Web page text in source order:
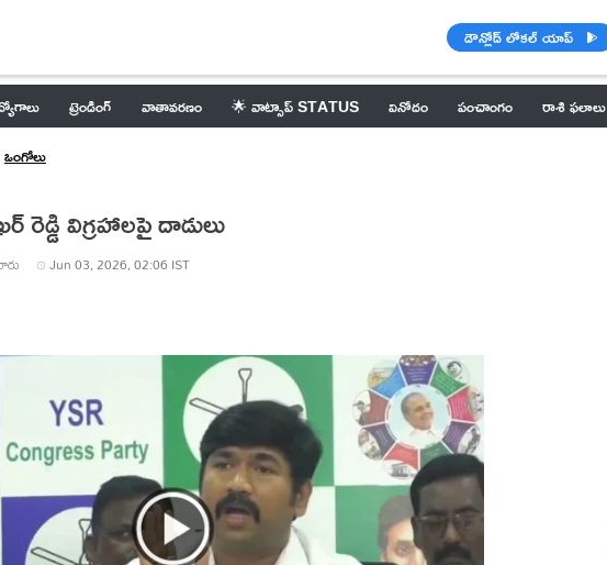
డౌన్లోడ్ లోకల్ యాప్
ట్రెండింగ్ వాతావరణం 🌟 వాట్సాప్ STATUS వినోదం పంచాంగం రాశి ఫలాలు
ఒంగోలు
రెడ్డి విగ్రహాలపై దాడులు
Jun 03, 2026, 02:06 IST